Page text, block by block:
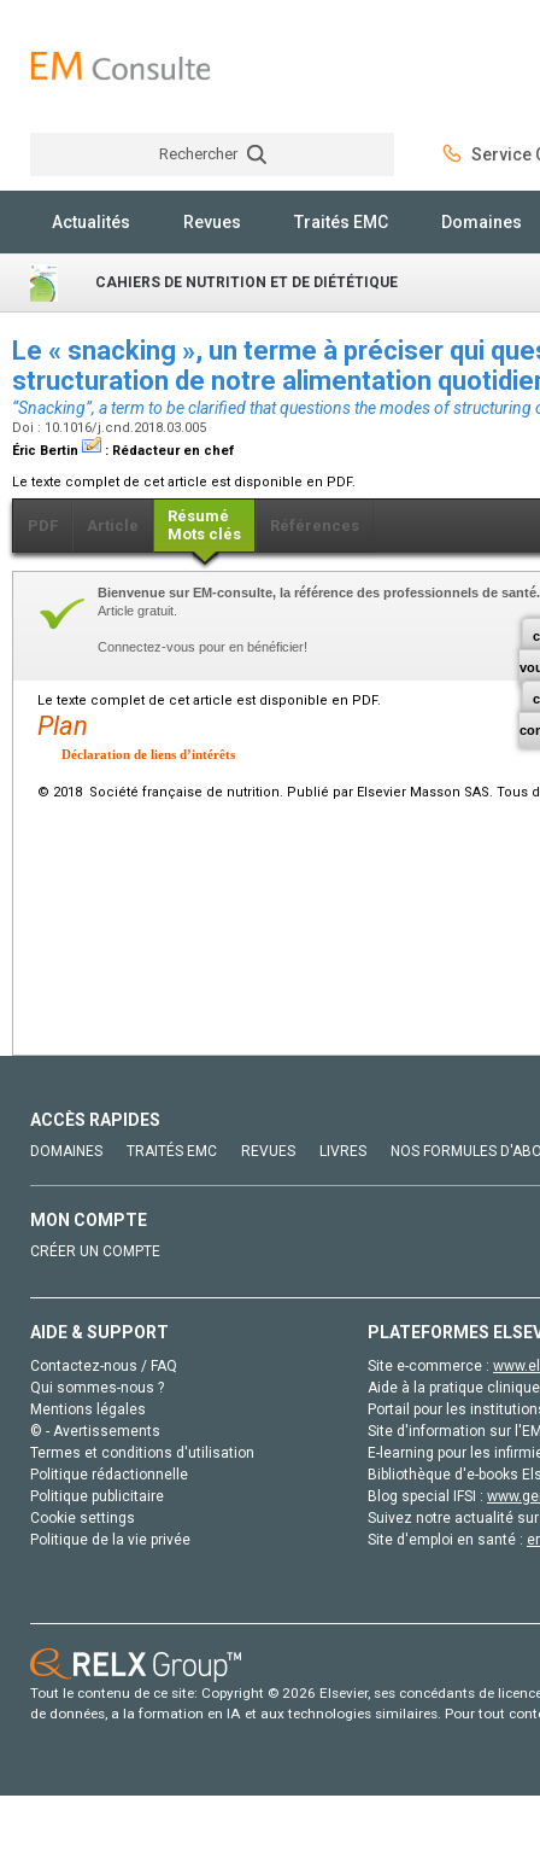
Rechercher Service
Actualités Revues Traités EMC Domaines
CAHIERS DE NUTRITION ET DE DIÉTÉTIQUE
Le « snacking », un terme à préciser qui
structuration de notre alimentation
“Snacking”, a term to be clarified that questions the modes of structuring
Doi : 10.1016/j.cnd.2018.03.005
Éric Bertin
: Rédacteur en chef
Le texte complet de cet article est disponible en PDF.
PDF Article
Résumé
Mots clés
Références
Bienvenue sur EM-consulte, la référence des professionnels de santé.
Article gratuit.
Connectez-vous pour en bénéficier!
Le texte complet de cet article est disponible en PDF.
Plan
Déclaration de liens d’intérêts
© 2018 Société française de nutrition. Publié par Elsevier Masson SAS. Tous
ACCÈS RAPIDES
DOMAINES TRAITÉS EMC REVUES LIVRES NOS FORMULES
MON COMPTE
CRÉER UN COMPTE
AIDE & SUPPORT
Contactez-nous / FAQ
Qui sommes-nous ?
Mentions légales
© - Avertissements
Termes et conditions d'utilisation
Politique rédactionnelle
Politique publicitaire
Cookie settings
Politique de la vie privée
PLATEFORMES
Site e-commerce :
Aide à la pratique
Portail pour les
Site d'information sur
E-learning pour les
Bibliothèque d'e-books
Blog special IFSI :
Suivez notre actualité
Site d'emploi en santé :
Tout le contenu de ce site: Copyright © 2026 Elsevier, ses concédants de
de données, a la formation en IA et aux technologies similaires. Pour tout